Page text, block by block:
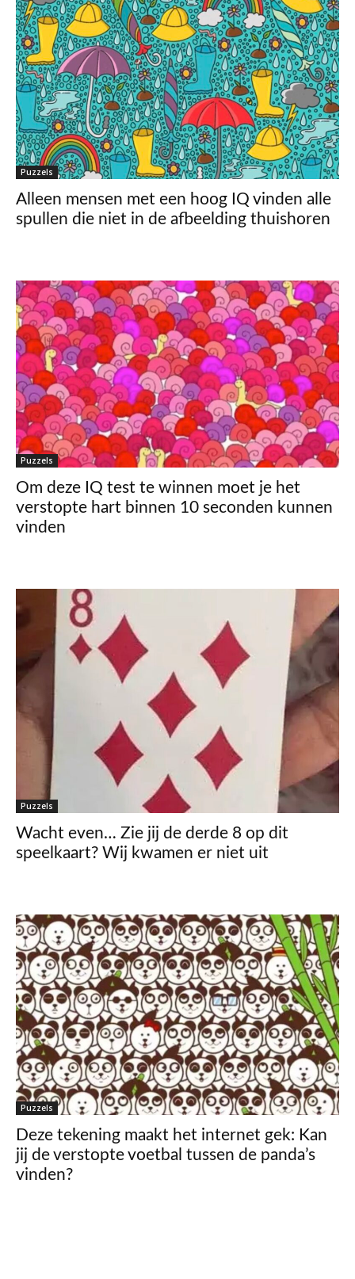
Puzzels
Alleen mensen met een hoog IQ vinden alle
spullen die niet in de afbeelding thuishoren
Puzzels
Om deze IQ test te winnen moet je het
verstopte hart binnen 10 seconden kunnen
vinden
Puzzels
Wacht even… Zie jij de derde 8 op dit
speelkaart? Wij kwamen er niet uit
Puzzels
Deze tekening maakt het internet gek: Kan
jij de verstopte voetbal tussen de panda’s
vinden?